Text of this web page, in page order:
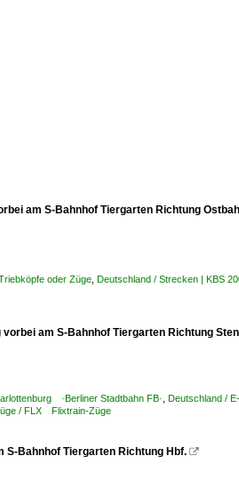
am S-Bahnhof Tiergarten Richtung
oder Züge Deutschland / Strecken | KBS
am S-Bahnhof Tiergarten Richtung
·Berliner Stadtbahn FB· Deutschland /
/ FLX Flixtrain-Züge
S-Bahnhof Tiergarten Richtung Hbf. 